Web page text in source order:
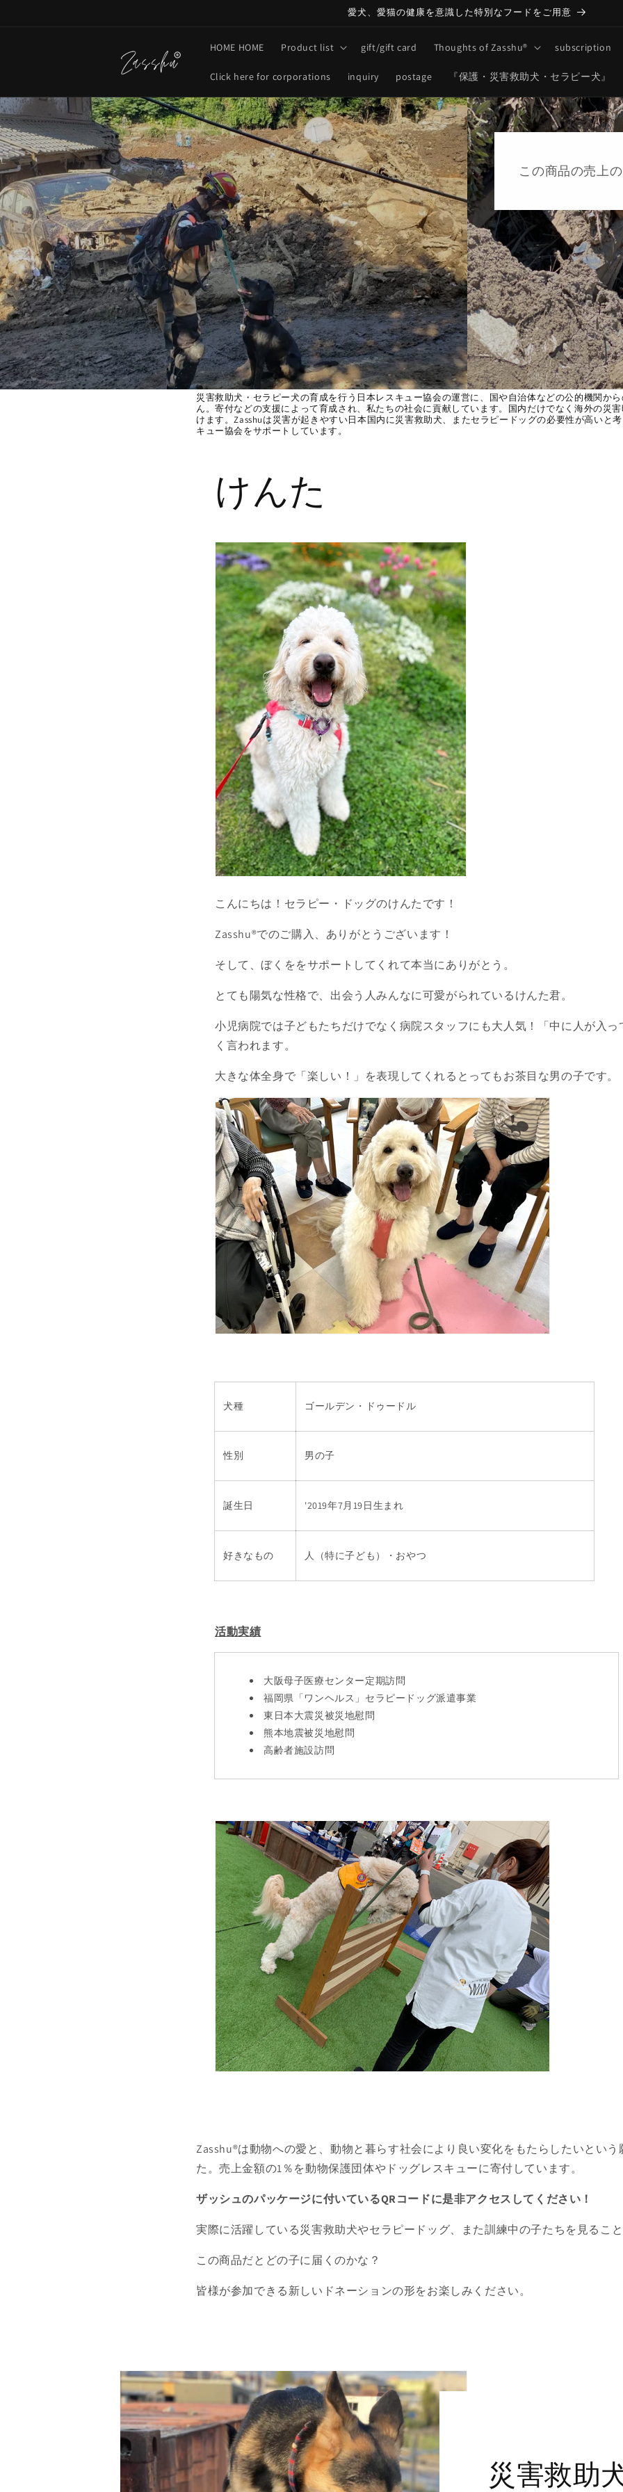
愛犬、愛猫の健康を意識した特別なフードをご用意
HOME HOME Product list gift/gift card Thoughts of Zasshu® subscription
Click here for corporations inquiry postage 『保護・災害救助犬・セラピー犬』
この商品の売上
災害救助犬・セラピー犬の育成を行う日本レスキュー協会の運営に、国や自治体などの公的機関か
ん。寄付などの支援によって育成され、私たちの社会に貢献しています。国内だけでなく海外の災
けます。Zasshuは災害が起きやすい日本国内に災害救助犬、またセラピードッグの必要性が高いと
キュー協会をサポートしています。
けんた
こんにちは！セラピー・ドッグのけんたです！
Zasshu®でのご購入、ありがとうございます！
そして、ぼくををサポートしてくれて本当にありがとう。
とても陽気な性格で、出会う人みんなに可愛がられているけんた君。
小児病院では子どもたちだけでなく病院スタッフにも大人気！「中に人が入っ
く言われます。
大きな体全身で「楽しい！」を表現してくれるとってもお茶目な男の子です。
犬種 ゴールデン・ドゥードル
性別 男の子
誕生日 '2019年7月19日生まれ
好きなもの 人（特に子ども）・おやつ
活動実績
大阪母子医療センター定期訪問
福岡県「ワンヘルス」セラピードッグ派遣事業
東日本大震災被災地慰問
熊本地震被災地慰問
高齢者施設訪問
Zasshu®は動物への愛と、動物と暮らす社会により良い変化をもたらしたいという
た。売上金額の1％を動物保護団体やドッグレスキューに寄付しています。
ザッシュのパッケージに付いているQRコードに是非アクセスしてください！
実際に活躍している災害救助犬やセラピードッグ、また訓練中の子たちを見ること
この商品だとどの子に届くのかな？
皆様が参加できる新しいドネーションの形をお楽しみください。
災害救助